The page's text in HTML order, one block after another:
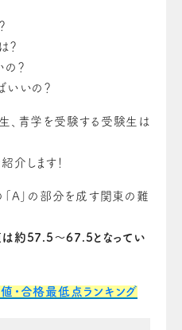
？
？
いいの？
、青学を受験する受験生は
介します！
A」の部分を成す関東の難
約57.5〜67.5となってい
・合格最低点ランキング